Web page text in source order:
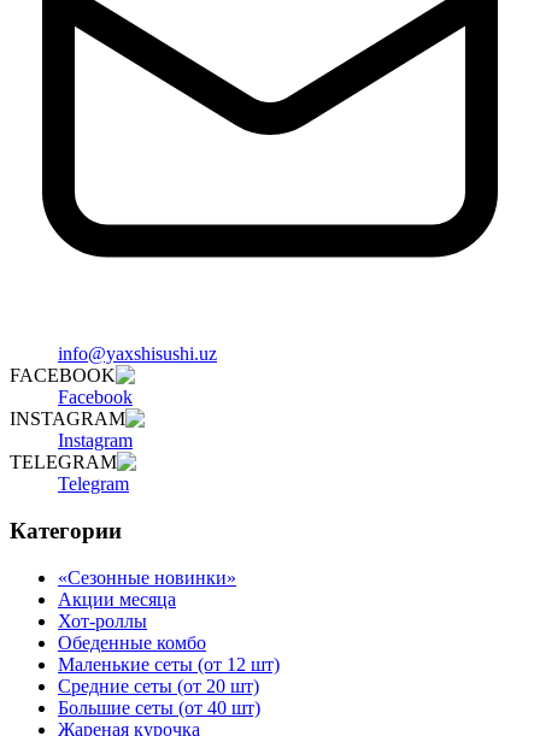
info@yaxshisushi.uz
FACEBOOK
Facebook
INSTAGRAM
Instagram
TELEGRAM
Telegram
Категории
«Сезонные новинки»
Акции месяца
Хот-роллы
Обеденные комбо
Маленькие сеты (от 12 шт)
Средние сеты (от 20 шт)
Большие сеты (от 40 шт)
Жареная курочка